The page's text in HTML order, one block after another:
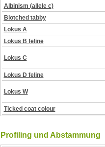
Albinism (allele c)
Blotched tabby
Lokus A
Lokus B feline
Lokus C
Lokus D feline
Lokus W
Ticked coat colour
Profiling und Abstammung